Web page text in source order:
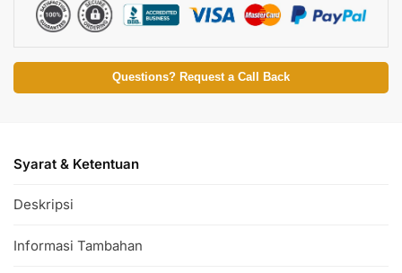
Questions? Request a Call Back
Syarat & Ketentuan
Deskripsi
Informasi Tambahan